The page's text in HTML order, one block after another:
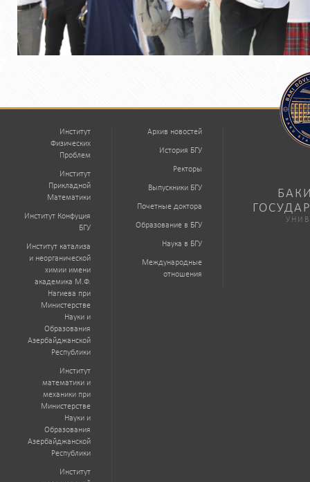
Институт
Физических
Проблем
Институт
Прикладной
Математики
Институт Конфуция
БГУ
Институт катализа
и неорганической
химии имени
академика М.Ф.
Нагиева при
Министерстве
Науки и
Образования
Азербайджанской
Республики
Институт
математики и
механики при
Министерстве
Науки и
Образования
Азербайджанской
Республики
Институт
Архив новостей
История БГУ
Ректоры
Выпускники БГУ
Почетные доктора
Образование в БГУ
Наука в БГУ
Международные
отношения